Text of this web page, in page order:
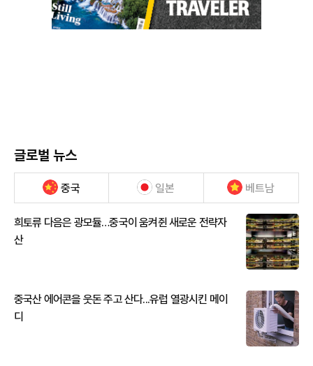
글로벌 뉴스
중국 일본 베트남
희토류 다음은 광모듈…중국이 움켜쥔 새로운 전략자
산
중국산 에어콘을 웃돈 주고 산다...유럽 열광시킨 메이
디